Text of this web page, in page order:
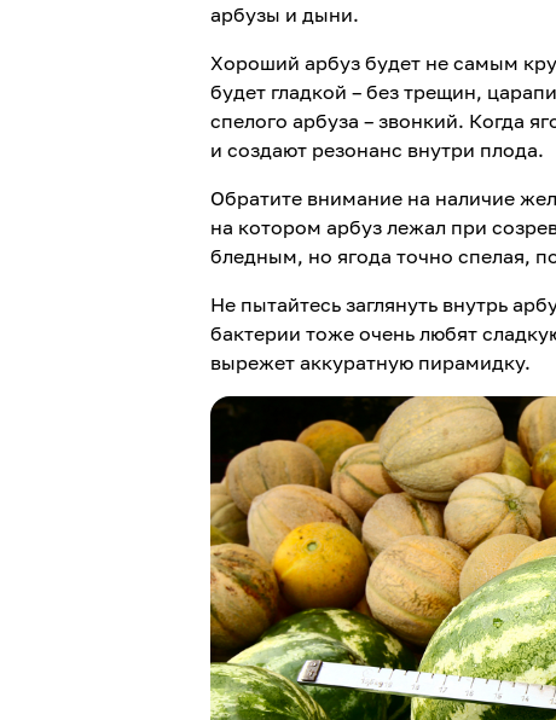
арбузы и дыни.
Хороший арбуз будет не самым
будет гладкой – без трещин,
спелого арбуза – звонкий. Когда
и создают резонанс внутри плода.
Обратите внимание на наличие
на котором арбуз лежал при
бледным, но ягода точно спелая,
Не пытайтесь заглянуть внутрь
бактерии тоже очень любят
вырежет аккуратную пирамидку.